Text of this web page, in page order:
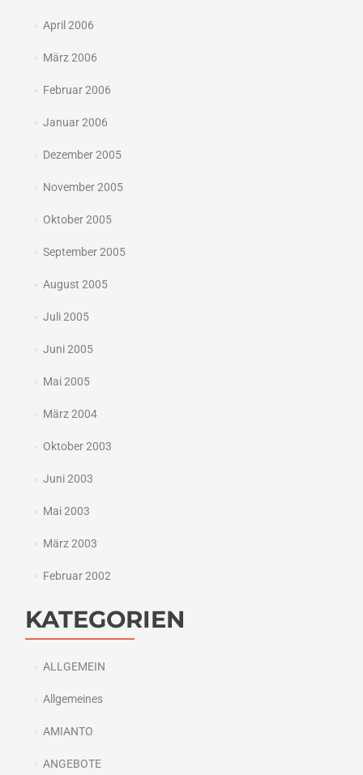
April 2006
März 2006
Februar 2006
Januar 2006
Dezember 2005
November 2005
Oktober 2005
September 2005
August 2005
Juli 2005
Juni 2005
Mai 2005
März 2004
Oktober 2003
Juni 2003
Mai 2003
März 2003
Februar 2002
KATEGORIEN
ALLGEMEIN
Allgemeines
AMIANTO
ANGEBOTE